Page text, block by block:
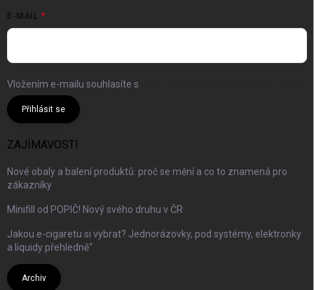
E-MAIL
Vložením e-mailu souhlasíte s
Přihlásit se
ZAJÍMAVOSTI
Nové obaly a balení produktů: proč se mění a co to znamená pro
zákazníky
Minifill od POPIČ! Nový svého druhu v ČR
Jakou e-cigaretu si vybrat? Jednorázovky, pod systémy, elektronky
a liquidy přehledně“
Archiv